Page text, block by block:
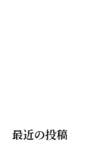
最近の投稿